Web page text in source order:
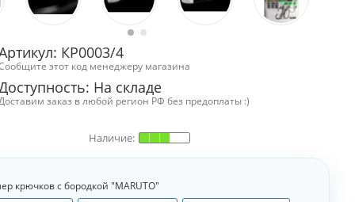
КР0003/4
этот код менеджеру магазина
На складе
Доставим заказ в любой регион РФ без предоплаты :)
крючков с бородкой "MARUTO"